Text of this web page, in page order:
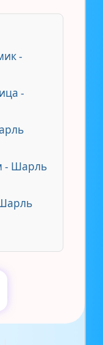
-
-
- Шарль